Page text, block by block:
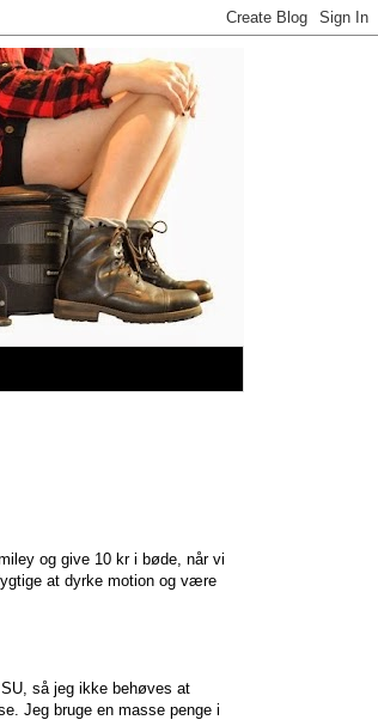
og give 10 kr i bøde, når vi
at dyrke motion og være
så jeg ikke behøves at
Jeg bruge en masse penge i